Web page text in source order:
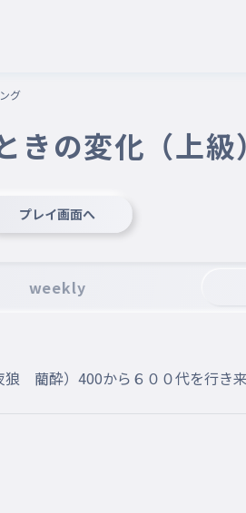
グ
の変化（上級
プレイ画面へ
weekly
藺酔）400から６００代を行き